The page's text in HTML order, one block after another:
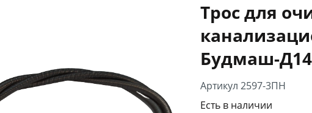
Трос для
Будмаш-
Артикул 2597-3ПН
Есть в наличии